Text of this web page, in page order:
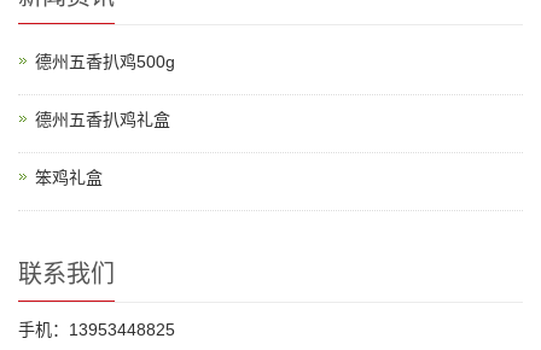
德州五香扒鸡500g
德州五香扒鸡礼盒
笨鸡礼盒
联系我们
手机：13953448825